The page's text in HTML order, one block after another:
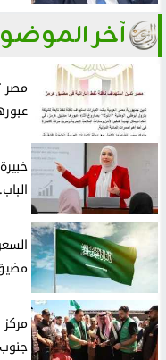
آخر
مصر